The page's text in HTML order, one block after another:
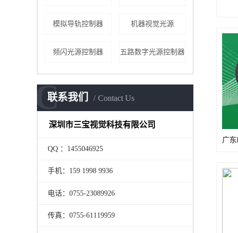
模拟导轨控制器 机器视觉光源
频闪光源控制器 五路数字光源控制器
联系我们 Contact Us
C
深圳市三宝视觉科技有限公司
QQ ：1455046925
手机：159 1998 9936
电话：0755-23089926
传真：0755-61119959